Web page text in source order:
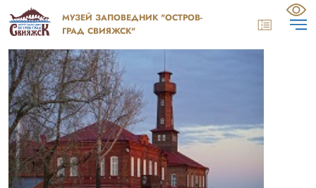
КОРЗИНА
МУЗЕЙ ЗАПОВЕДНИК "ОСТРОВ-
ГРАД СВИЯЖСК"